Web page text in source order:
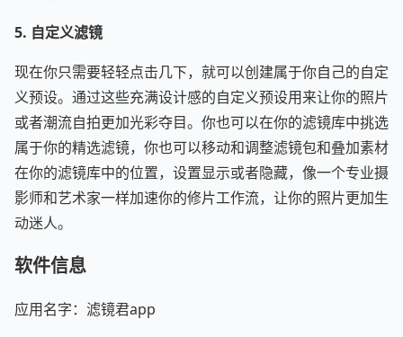
5. 自定义滤镜
现在你只需要轻轻点击几下，就可以创建属于你自己的自定
义预设。通过这些充满设计感的自定义预设用来让你的照片
或者潮流自拍更加光彩夺目。你也可以在你的滤镜库中挑选
属于你的精选滤镜，你也可以移动和调整滤镜包和叠加素材
在你的滤镜库中的位置，设置显示或者隐藏，像一个专业摄
影师和艺术家一样加速你的修片工作流，让你的照片更加生
动迷人。
软件信息
应用名字：滤镜君app